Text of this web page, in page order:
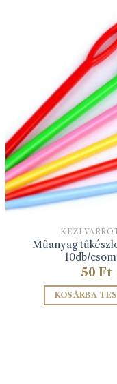
KÉZI
Műanyag
10db/
50 Ft
KOSÁRBA